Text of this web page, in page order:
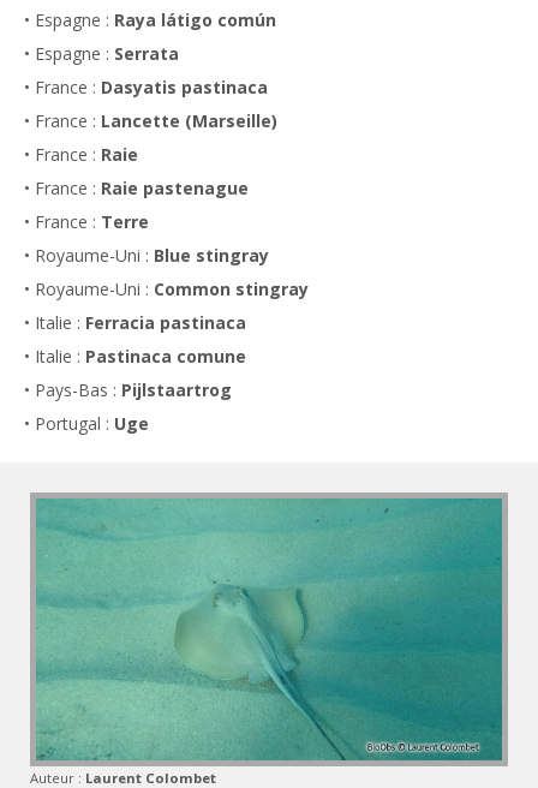
• Espagne : Raya látigo común
• Espagne : Serrata
• France : Dasyatis pastinaca
• France : Lancette (Marseille)
• France : Raie
• France : Raie pastenague
• France : Terre
• Royaume-Uni : Blue stingray
• Royaume-Uni : Common stingray
• Italie : Ferracia pastinaca
• Italie : Pastinaca comune
• Pays-Bas : Pijlstaartrog
• Portugal : Uge
Auteur : Laurent Colombet